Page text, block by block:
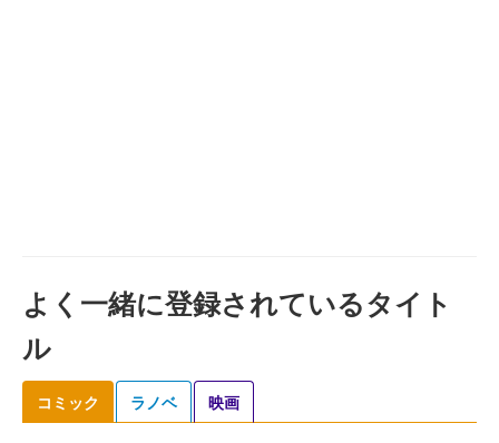
よく一緒に登録されているタイト
ル
コミック ラノベ 映画